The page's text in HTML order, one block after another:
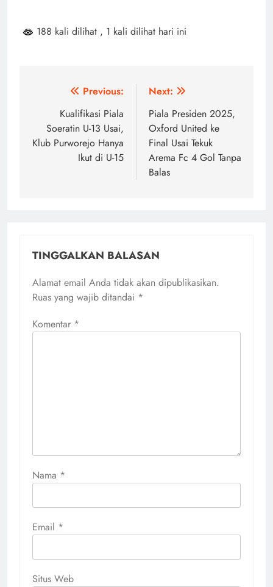
188 kali dilihat , 1 kali dilihat hari ini
NavigasiPrevious:
Kualifikasi Piala
Soeratin U-13 Usai,
Klub Purworejo Hanya
Ikut di U-15
Next:
Piala Presiden 2025,
Oxford United ke
Final Usai Tekuk
Arema Fc 4 Gol Tanpa
Balas
TINGGALKAN BALASAN
Alamat email Anda tidak akan dipublikasikan.
Ruas yang wajib ditandai *
Komentar *
Nama *
Email *
Situs Web